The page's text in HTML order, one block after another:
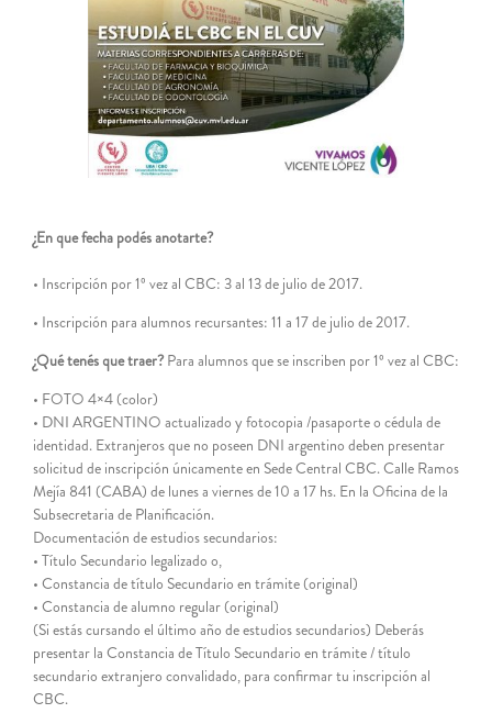
¿En que fecha podés anotarte?
• Inscripción por 1º vez al CBC: 3 al 13 de julio de 2017.
• Inscripción para alumnos recursantes: 11 a 17 de julio de 2017.
¿Qué tenés que traer?Para alumnos que se inscriben por 1º vez al CBC:
• FOTO 4×4 (color)
• DNI ARGENTINO actualizado y fotocopia /pasaporte o cédula de
identidad. Extranjeros que no poseen DNI argentino deben presentar
solicitud de inscripción únicamente en Sede Central CBC. Calle Ramos
Mejía 841 (CABA) de lunes a viernes de 10 a 17 hs. En la Oficina de la
Subsecretaria de Planificación.
Documentación de estudios secundarios:
• Título Secundario legalizado o,
• Constancia de título Secundario en trámite (original)
• Constancia de alumno regular (original)
(Si estás cursando el último año de estudios secundarios) Deberás
presentar la Constancia de Título Secundario en trámite / título
secundario extranjero convalidado, para confirmar tu inscripción al
CBC.